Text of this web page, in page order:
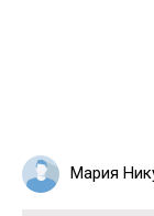
Мария